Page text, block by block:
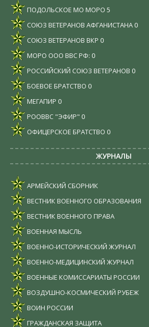
ПОДОЛЬСКОЕ МО МОРО 5
СОЮЗ ВЕТЕРАНОВ АФГАНИСТАНА 0
СОЮЗ ВЕТЕРАНОВ ВКР 0
МОРО ООО ВВС РФ: 0
РОССИЙСКИЙ СОЮЗ ВЕТЕРАНОВ 0
БОЕВОЕ БРАТСТВО 0
МЕГАПИР 0
РООВВС "ЭФИР" 0
ОФИЦЕРСКОЕ БРАТСТВО 0
ЖУРНАЛЫ
АРМЕЙСКИЙ СБОРНИК
ВЕСТНИК ВОЕННОГО ОБРАЗОВАНИЯ
ВЕСТНИК ВОЕННОГО ПРАВА
ВОЕННАЯ МЫСЛЬ
ВОЕННО-ИСТОРИЧЕСКИЙ ЖУРНАЛ
ВОЕННО-МЕДИЦИНСКИЙ ЖУРНАЛ
ВОЕННЫЕ КОМИССАРИАТЫ РОССИИ
ВОЗДУШНО-КОСМИЧЕСКИЙ РУБЕЖ
ВОИН РОССИИ
ГРАЖДАНСКАЯ ЗАЩИТА